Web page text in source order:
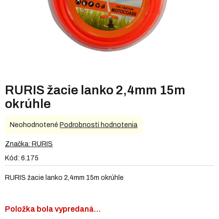
RURIS žacie lanko 2,4mm 15m
okrúhle
Kód: 6.175
Položka bola vypredaná…
RURIS žacie lanko 2,4mm 15m okrúhle
Priemerné
produktu
0,0
5
Neohodnotené Podrobnosti hodnotenia
Značka: RURIS